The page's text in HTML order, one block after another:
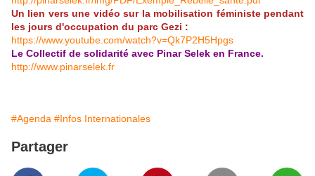
Un lien vers une vidéo sur la mobilisation féministe pendant
les jours d'occupation du parc Gezi :
https://www.youtube.com/watch?v=Qk7P2H5Hpgs
Le Collectif de solidarité avec Pinar Selek en France.
http://www.pinarselek.fr
#Agenda #Infos Internationales
Partager